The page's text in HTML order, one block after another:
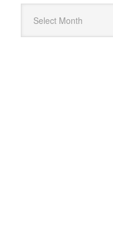
Kloptdatwel.nl